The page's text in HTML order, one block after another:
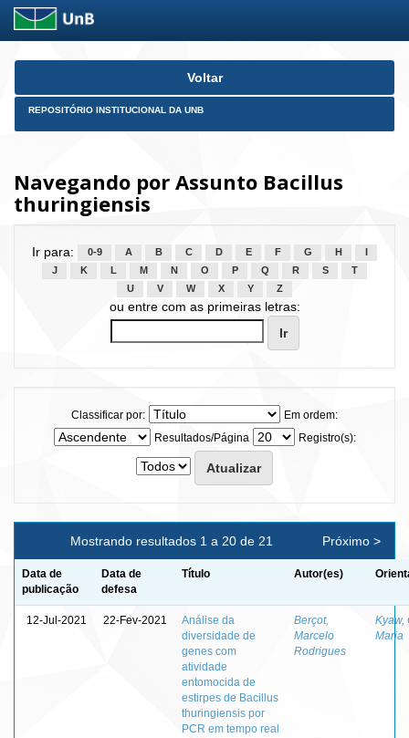
Skip
Voltar
REPOSITÓRIO INSTITUCIONAL DA UNB
Navegando por Assunto Bacillus
thuringiensis
Ir para: 0-9 A B C D E F G H
J
K L M N O P Q R S
T
U
V W X Y Z
ou entre com as primeiras letras:
Classificar por:
Em ordem:
Resultados/Página
Registro(s):
Mostrando resultados 1 a 20 de 21 Próximo >
Data de
publicação
Data de
defesa
Título Autor(es)
12-Jul-2021 22-Fev-2021
Análise da
diversidade de
genes com
atividade
entomocida de
estirpes de Bacillus
thuringiensis por
PCR em tempo real
Berçot,
Marcelo
Rodrigues
Kyaw,
Maria